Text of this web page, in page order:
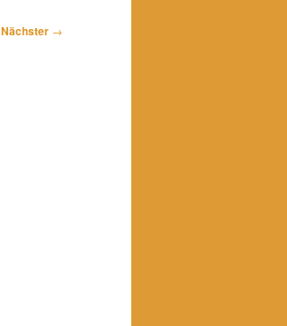
Nächster →